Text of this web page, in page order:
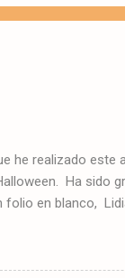
he realizado este
Ha sido
folio en blanco,
blog.
frunció el